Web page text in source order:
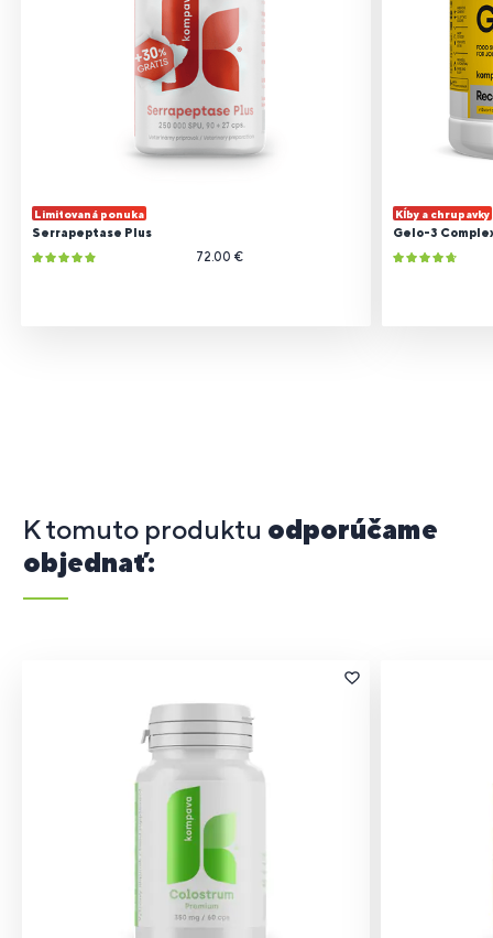
Limitovaná ponuka
Serrapeptase Plus
72.00 €
Kĺby a chrupavky
Gelo-3
K tomuto produktu odporúčame
objednať: